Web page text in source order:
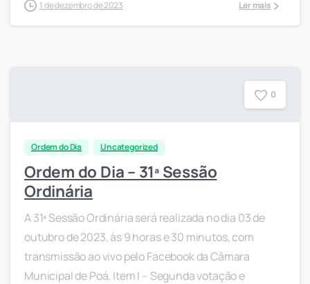
1 de dezembro de 2023 Ler mais
0
Ordem do Dia Uncategorized
Ordem do Dia – 31ª Sessão
Ordinária
A 31ª Sessão Ordinária será realizada no dia 03 de
outubro de 2023, às 9 horas e 30 minutos, com
transmissão ao vivo pelo Facebook da Câmara
Municipal de Poá. Item I – Segunda votação e